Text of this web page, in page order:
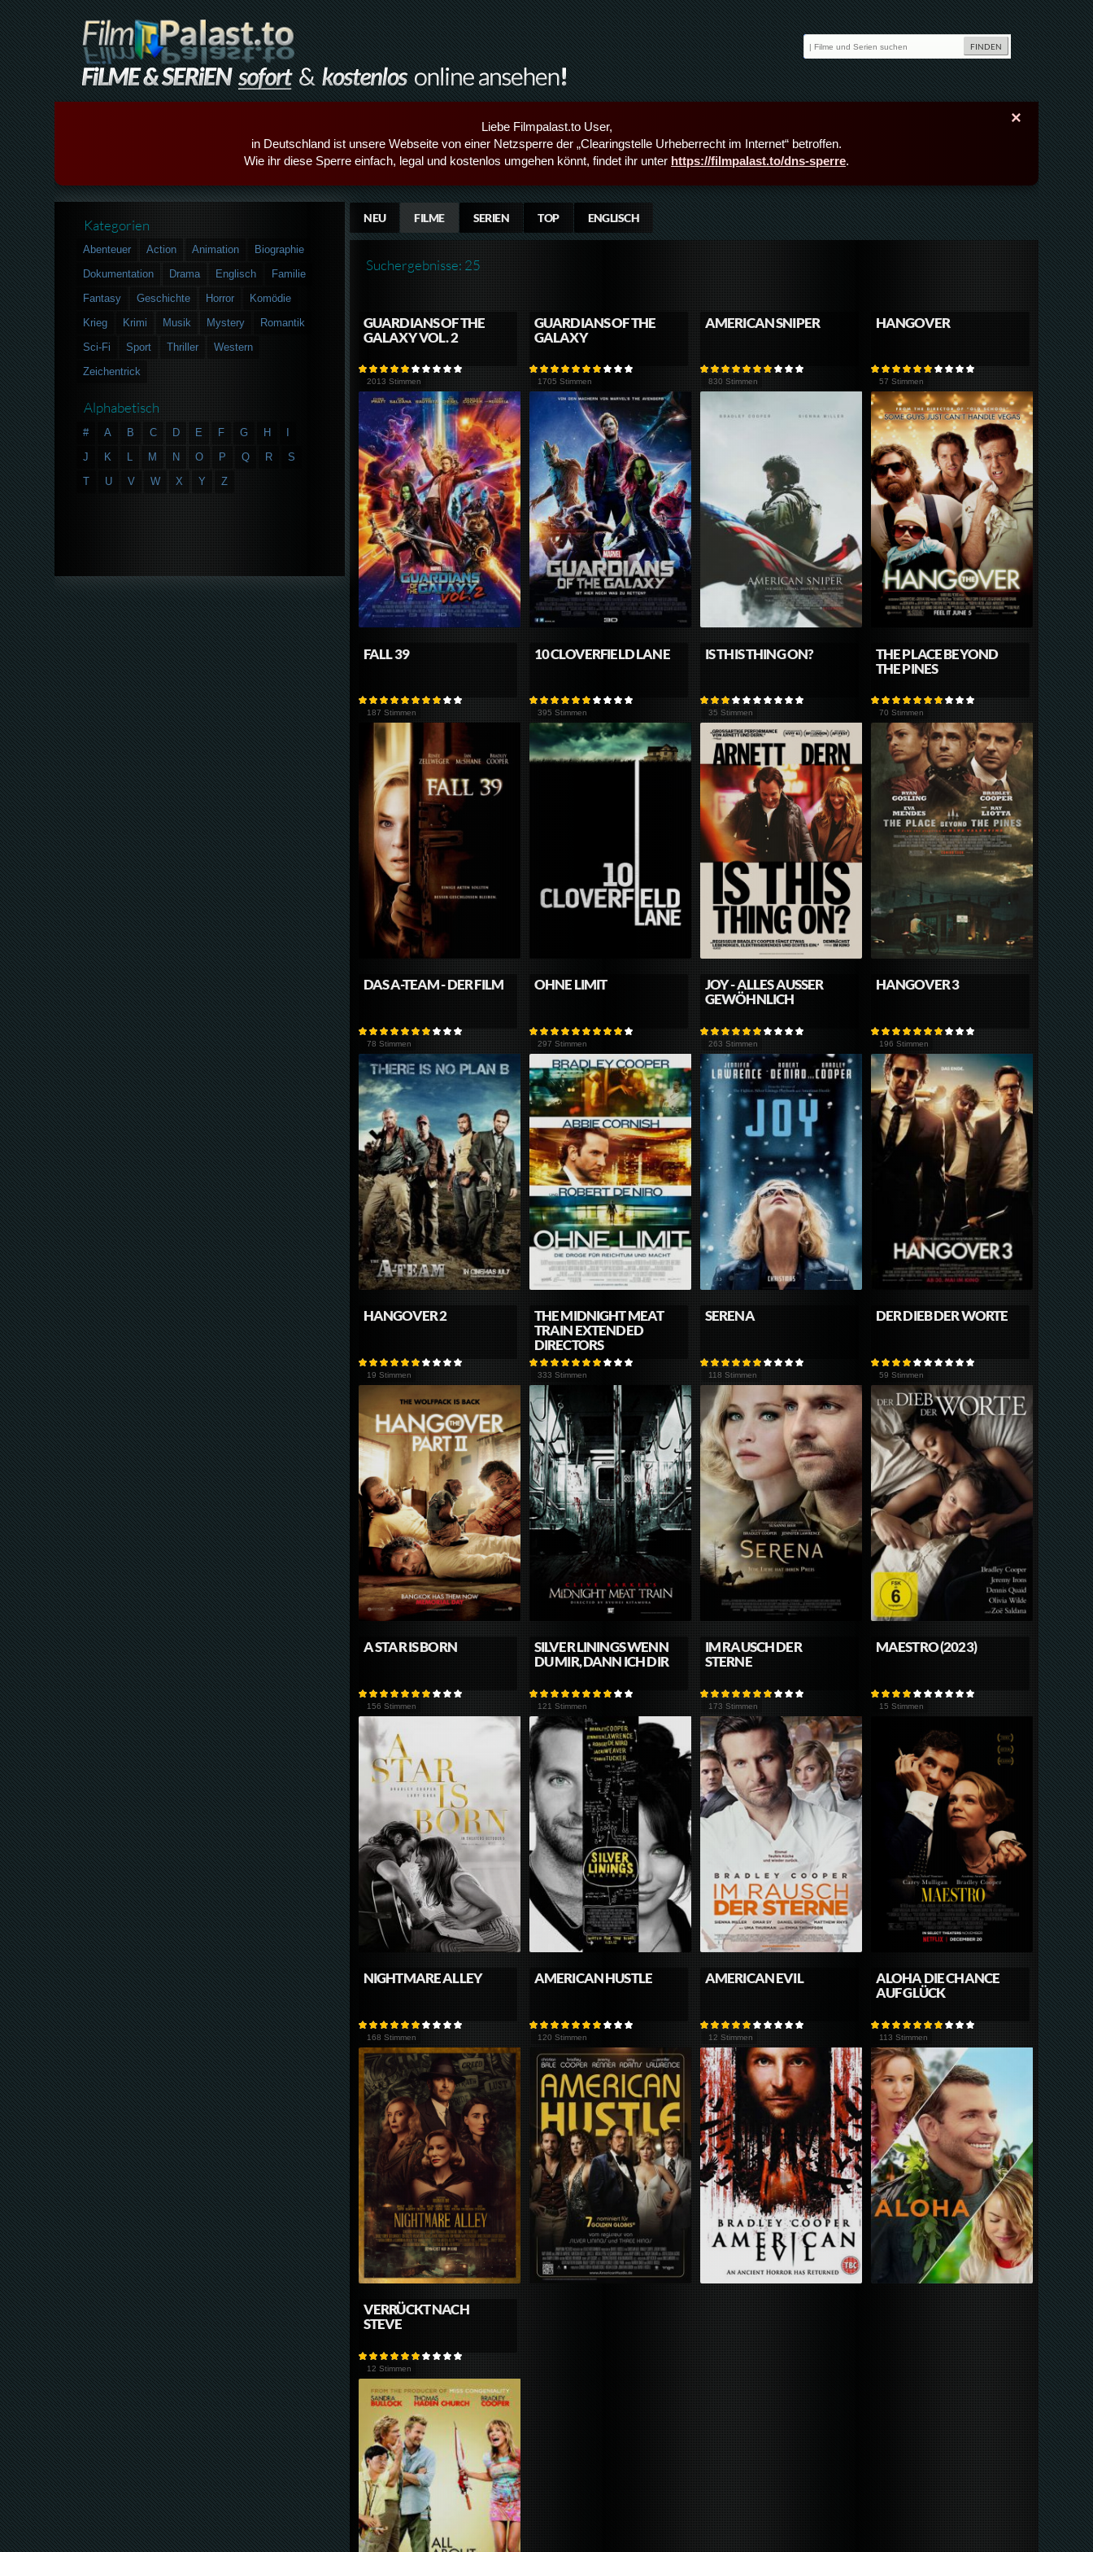
×
Liebe Filmpalast.to User,
in Deutschland ist unsere Webseite von einer Netzsperre der „Clearingstelle Urheberrecht im Internet“ betroffen.
Wie ihr diese Sperre einfach, legal und kostenlos umgehen könnt, findet ihr unter https://filmpalast.to/dns-sperre.
NEU FILME SERIEN TOP ENGLISCH
Suchergebnisse: 25
GUARDIANS OF THE
GALAXY VOL. 2
2013 Stimmen
GUARDIANS OF THE
GALAXY
1705 Stimmen
AMERICAN SNIPER
830 Stimmen
HANGOVER
57 Stimmen
FALL 39
187 Stimmen
10 CLOVERFIELD LANE
395 Stimmen
IS THIS THING ON?
35 Stimmen
THE PLACE BEYOND
THE PINES
70 Stimmen
DAS A-TEAM - DER FILM
78 Stimmen
OHNE LIMIT
297 Stimmen
JOY - ALLES AUSSER G
EWÖHNLICH
263 Stimmen
HANGOVER 3
196 Stimmen
HANGOVER 2
19 Stimmen
THE MIDNIGHT MEAT
TRAIN EXTENDED
DIRECTORS
333 Stimmen
SERENA
118 Stimmen
DER DIEB DER WORTE
59 Stimmen
A STAR IS BORN
156 Stimmen
SILVER LININGS WENN
DU MIR, DANN ICH DIR
121 Stimmen
IM RAUSCH DER
STERNE
173 Stimmen
MAESTRO (2023)
15 Stimmen
NIGHTMARE ALLEY
168 Stimmen
AMERICAN HUSTLE
120 Stimmen
AMERICAN EVIL
12 Stimmen
ALOHA DIE CHANCE
AUF GLÜCK
113 Stimmen
VERRÜCKT NACH
STEVE
12 Stimmen
Kategorien
Abenteuer Action Animation
Biographie
Dokumentation
Drama Englisch
Familie
Fantasy
Geschichte Horror
Komödie
Krieg
Krimi Musik Mystery
Romantik
Sci-Fi
Sport Thriller
Western
Zeichentrick
Alphabetisch
# A B C D E F G H
J
K L M N O P Q R
S
T
U V W X Y Z